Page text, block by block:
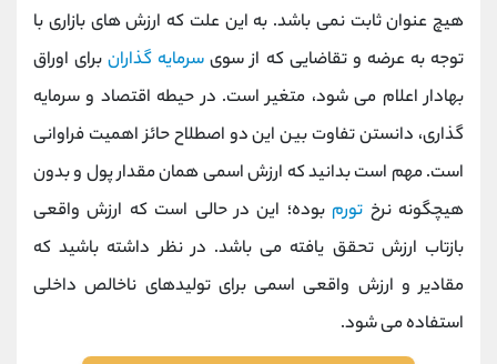
هیچ عنوان ثابت نمی باشد. به این علت که ارزش های بازاری با
توجه به عرضه و تقاضایی که از سوی سرمایه گذارانبرای اوراق
بهادار اعلام می شود، متغیر است. در حیطه اقتصاد و سرمایه
گذاری، دانستن تفاوت بین این دو اصطلاح حائز اهمیت فراوانی
است. مهم است بدانید که ارزش اسمی همان مقدار پول و بدون
هیچگونه نرخ تورم بوده؛ این در حالی است که ارزش واقعی
بازتاب ارزش تحقق یافته می باشد. در نظر داشته باشید که
مقادیر و ارزش واقعی اسمی برای تولیدهای ناخالص داخلی
استفاده می شود.